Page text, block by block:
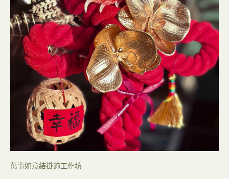
萬事如意結掛飾工作坊